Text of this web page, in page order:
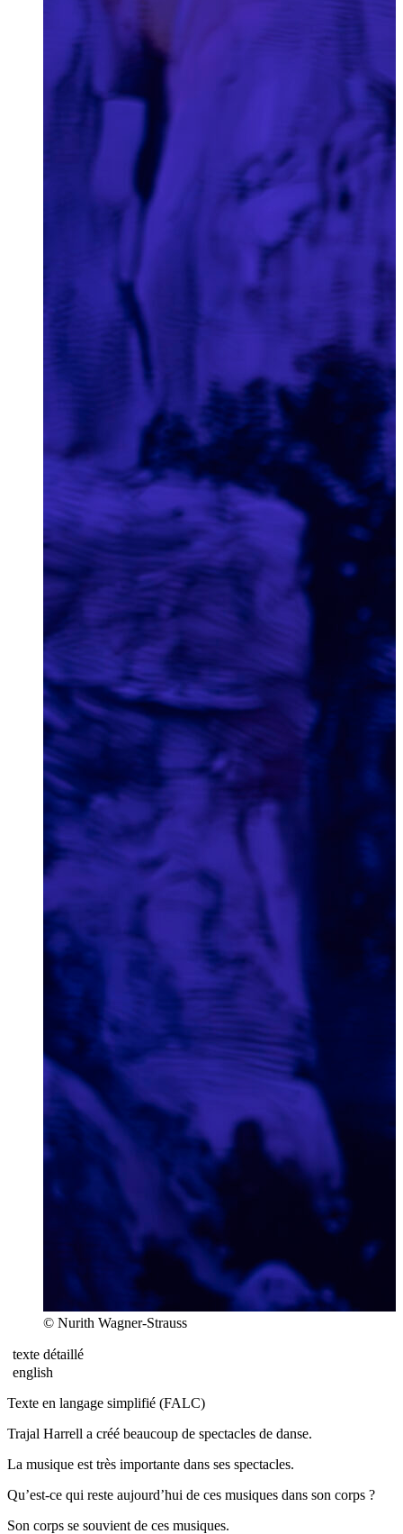
© Nurith Wagner-Strauss
texte détaillé
english
Texte en langage simplifié (FALC)
Trajal Harrell a créé beaucoup de spectacles de danse.
La musique est très importante dans ses spectacles.
Qu’est-ce qui reste aujourd’hui de ces musiques dans son corps ?
Son corps se souvient de ces musiques.